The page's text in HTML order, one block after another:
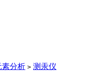
素分析 > 测汞仪